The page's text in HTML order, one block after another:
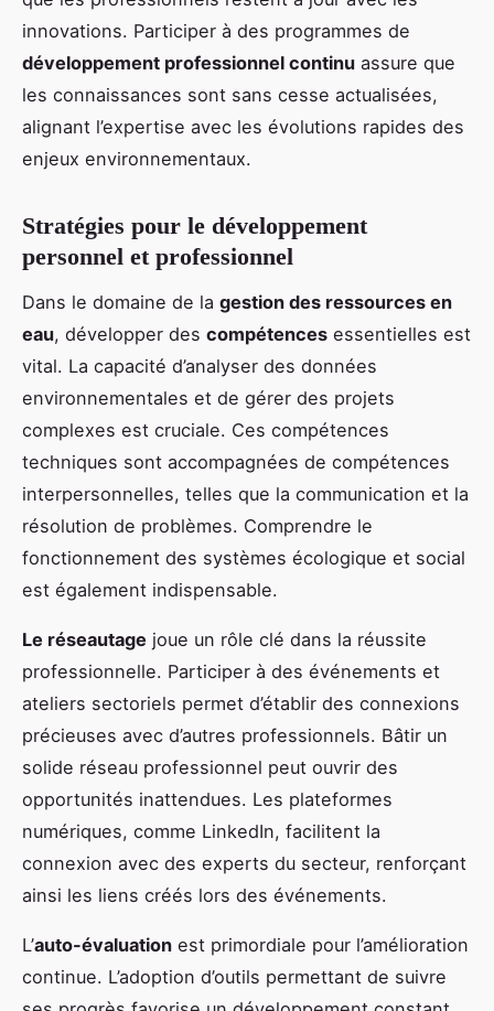
innovations. Participer à des programmes de
développement professionnel continu assure que
les connaissances sont sans cesse actualisées,
alignant l’expertise avec les évolutions rapides des
enjeux environnementaux.
Stratégies pour le développement
personnel et professionnel
Dans le domaine de la gestion des ressources en
eau, développer des compétences essentielles est
vital. La capacité d’analyser des données
environnementales et de gérer des projets
complexes est cruciale. Ces compétences
techniques sont accompagnées de compétences
interpersonnelles, telles que la communication et la
résolution de problèmes. Comprendre le
fonctionnement des systèmes écologique et social
est également indispensable.
Le réseautage joue un rôle clé dans la réussite
professionnelle. Participer à des événements et
ateliers sectoriels permet d’établir des connexions
précieuses avec d’autres professionnels. Bâtir un
solide réseau professionnel peut ouvrir des
opportunités inattendues. Les plateformes
numériques, comme LinkedIn, facilitent la
connexion avec des experts du secteur, renforçant
ainsi les liens créés lors des événements.
L’auto-évaluation est primordiale pour l’amélioration
continue. L’adoption d’outils permettant de suivre